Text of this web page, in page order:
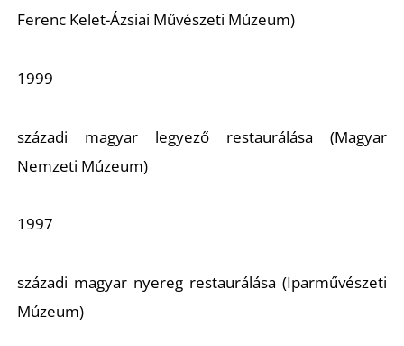
Ferenc Kelet-Ázsiai Művészeti Múzeum)
1999
századi magyar legyező restaurálása (Magyar
Nemzeti Múzeum)
1997
századi magyar nyereg restaurálása (Iparművészeti
Múzeum)